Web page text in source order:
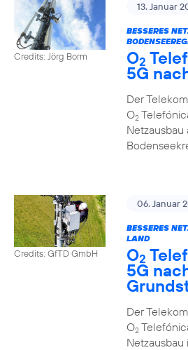
Credits: Jörg Borm
13. Januar
BESSERES
O2
5G
Der
O2
Netzausbau
Credits: GfTD GmbH
06. Januar
BESSERES
LAND
O2
5G
Der
O2
Netzausbau